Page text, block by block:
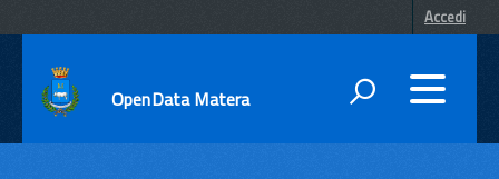
Accedi
OpenData Matera